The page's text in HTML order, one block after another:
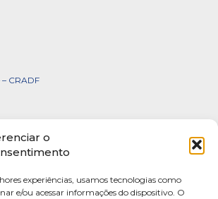
o
experiências, usamos tecnologias como
e/ou acessar informações do dispositivo. O
CRADF